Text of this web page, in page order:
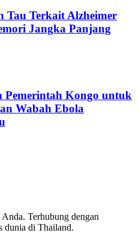
Tau Terkait Alzheimer
Jangka Panjang
Pemerintah Kongo untuk
Wabah Ebola
Terhubung dengan
dunia di Thailand.